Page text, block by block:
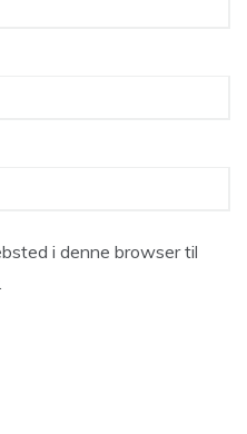
i denne browser til